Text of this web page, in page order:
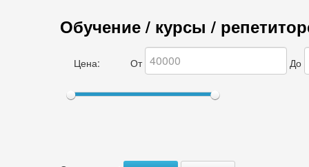
Обучение / курсы /
Цена: От До